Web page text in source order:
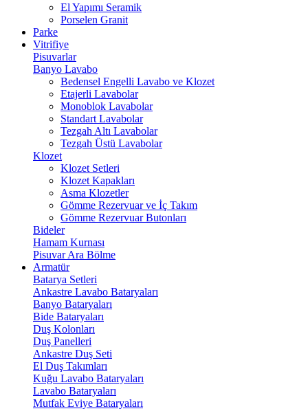
El Yapımı Seramik
Porselen Granit
Parke
Vitrifiye
Pisuvarlar
Banyo Lavabo
Bedensel Engelli Lavabo ve Klozet
Etajerli Lavabolar
Monoblok Lavabolar
Standart Lavabolar
Tezgah Altı Lavabolar
Tezgah Üstü Lavabolar
Klozet
Klozet Setleri
Klozet Kapakları
Asma Klozetler
Gömme Rezervuar ve İç Takım
Gömme Rezervuar Butonları
Bideler
Hamam Kurnası
Pisuvar Ara Bölme
Armatür
Batarya Setleri
Ankastre Lavabo Bataryaları
Banyo Bataryaları
Bide Bataryaları
Duş Kolonları
Duş Panelleri
Ankastre Duş Seti
El Duş Takımları
Kuğu Lavabo Bataryaları
Lavabo Bataryaları
Mutfak Eviye Bataryaları